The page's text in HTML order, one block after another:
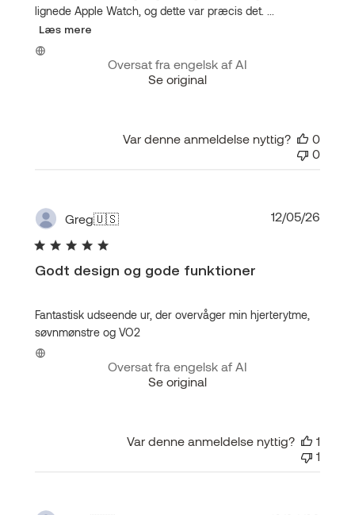
lignede Apple Watch, og dette var præcis det. ...
Læs mere
Oversat fra engelsk af AI
Se original
Var denne anmeldelse nyttig?
0
0
Greg🇺🇸
Godt design og gode funktioner
Fantastisk udseende ur, der overvåger min hjerterytme,
søvnmønstre og VO2
Oversat fra engelsk af AI
Se original
12/05/26
Var denne anmeldelse nyttig?
1
1